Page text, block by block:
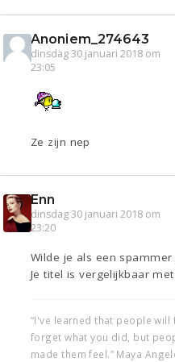
Anoniem_274643
dinsdag 30 januari 2018 om
23:05
Ze zijn nep
Enn
dinsdag 30 januari 2018 om
23:20
Wilde je als een
Je titel is vergelijkbaar
“I've learned that people
forget what you did, but
made them feel.” Maya